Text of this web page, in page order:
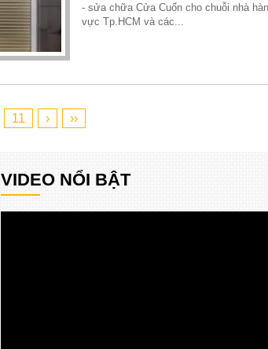
- sửa chữa Cửa Cuốn cho chuỗi nhà
vực Tp.HCM và các...
11 › ››
VIDEO NỔI BẬT